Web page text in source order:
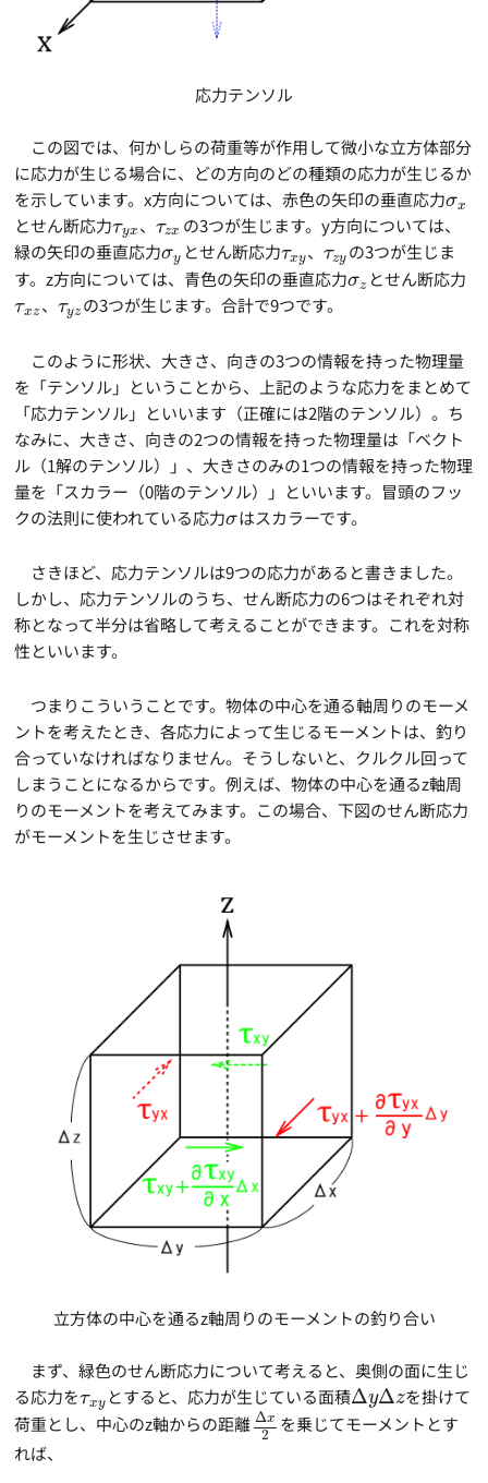
応力テンソル
この図では、何かしらの荷重等が作用して微小な立方体部分
に応力が生じる場合に、どの方向のどの種類の応力が生じるか
を示しています。x方向については、赤色の矢印の垂直応力σx
とせん断応力τyx 、τzx の3つが生じます。y方向については、
緑の矢印の垂直応力σy とせん断応力τxy、τzy の3つが生じま
す。z方向については、青色の矢印の垂直応力σz とせん断応力
τxz 、τyz の3つが生じます。合計で9つです。
このように形状、大きさ、向きの3つの情報を持った物理量
を「テンソル」ということから、上記のような応力をまとめて
「応力テンソル」といいます（正確には2階のテンソル）。ち
なみに、大きさ、向きの2つの情報を持った物理量は「ベクト
ル（1解のテンソル）」、大きさのみの1つの情報を持った物理
量を「スカラー（0階のテンソル）」といいます。冒頭のフッ
クの法則に使われている応力σはスカラーです。
さきほど、応力テンソルは9つの応力があると書きました。
しかし、応力テンソルのうち、せん断応力の6つはそれぞれ対
称となって半分は省略して考えることができます。これを対称
性といいます。
つまりこういうことです。物体の中心を通る軸周りのモーメ
ントを考えたとき、各応力によって生じるモーメントは、釣り
合っていなければなりません。そうしないと、クルクル回って
しまうことになるからです。例えば、物体の中心を通るz軸周
りのモーメントを考えてみます。この場合、下図のせん断応力
がモーメントを生じさせます。
立方体の中心を通るz軸周りのモーメントの釣り合い
まず、緑色のせん断応力について考えると、奥側の面に生じ
る応力をτxy とすると、応力が生じている面積ΔyΔzを掛けて
荷重とし、中心のz軸からの距離 Δx
2
を乗じてモーメントとす
れば、